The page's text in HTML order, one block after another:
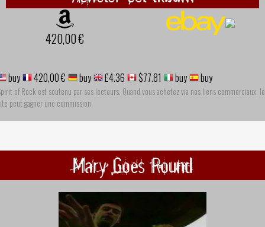
420,00 €
buy 420,00 € buy £4.36 $77.81 buy buy
of Rock est soutenu par ses lecteurs. Quand vous achetez via nos liens commerciaux, le
peut gagner une commission
Mary Goes Round